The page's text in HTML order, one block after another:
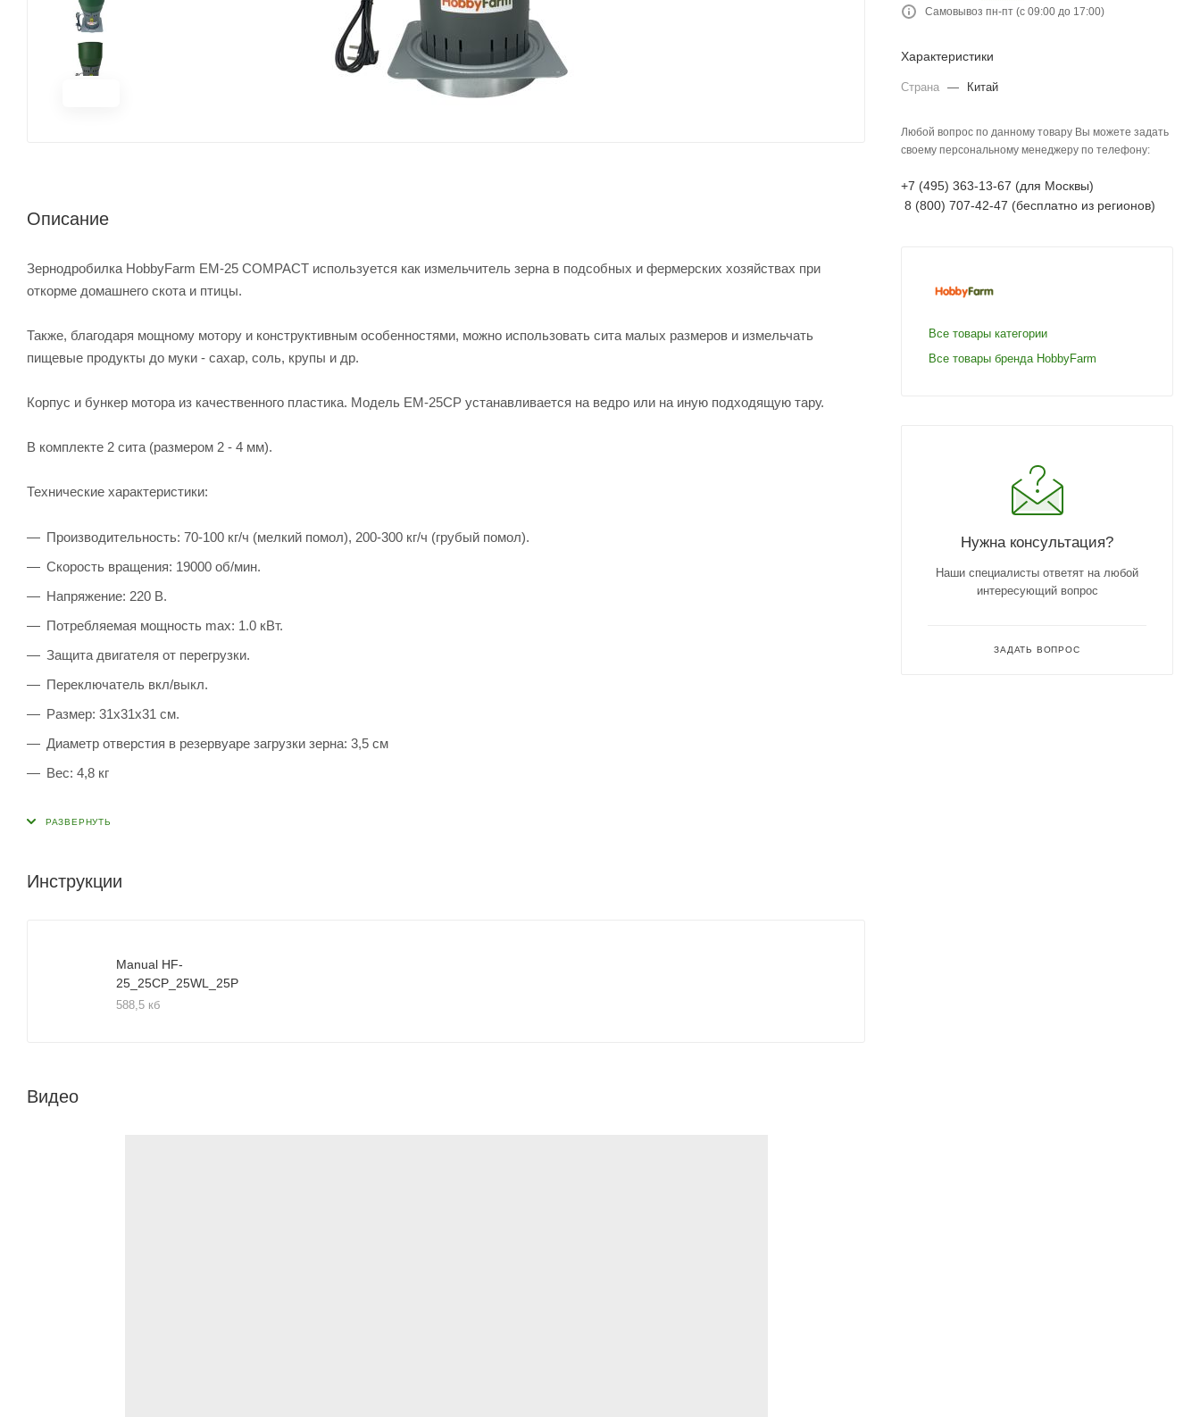
Описание
Зернодробилка HobbyFarm EM-25 COMPACT используется как измельчитель зерна в подсобных и фермерских хозяйствах при
откорме домашнего скота и птицы.
Также, благодаря мощному мотору и конструктивным особенностями, можно использовать сита малых размеров и измельчать
пищевые продукты до муки - сахар, соль, крупы и др.
Корпус и бункер мотора из качественного пластика. Модель EM-25CP устанавливается на ведро или на иную подходящую тару.
В комплекте 2 сита (размером 2 - 4 мм).
Технические характеристики:
Производительность: 70-100 кг/ч (мелкий помол), 200-300 кг/ч (грубый помол).
Скорость вращения: 19000 об/мин.
Напряжение: 220 В.
Потребляемая мощность max: 1.0 кВт.
Защита двигателя от перегрузки.
Переключатель вкл/выкл.
Размер: 31х31х31 см.
Диаметр отверстия в резервуаре загрузки зерна: 3,5 см
Вес: 4,8 кг
Инструкции
Manual HF-
25_25CP_25WL_25P
588,5 кб
Видео
Самовывоз пн-пт (с 09:00 до 17:00)
Характеристики
Страна — Китай
Любой вопрос по данному товару Вы можете задать
своему персональному менеджеру по телефону:
+7 (495) 363-13-67 (для Москвы)
8 (800) 707-42-47 (бесплатно из регионов)
Все товары категории
Все товары бренда HobbyFarm
Нужна консультация?
Наши специалисты ответят на любой
интересующий вопрос
ЗАДАТЬ ВОПРОС